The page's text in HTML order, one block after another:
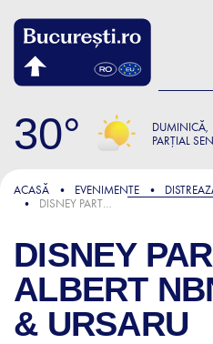
30 DUMINICĂ
PARȚIAL
ACASĂ EVENIMENTE
DISNEY PARTY X ALBERT NBN, TUSSIN & URSARU
DISNEY
ALBERT
& URSARU